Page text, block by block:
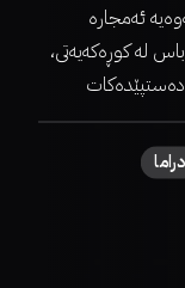
ئەمجارە
لە کوڕەکەیەتی،
دەستپێدەکات
دراما